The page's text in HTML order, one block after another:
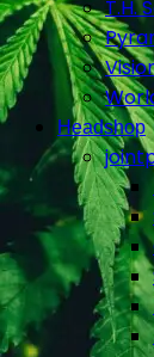
T.H.
Headshop